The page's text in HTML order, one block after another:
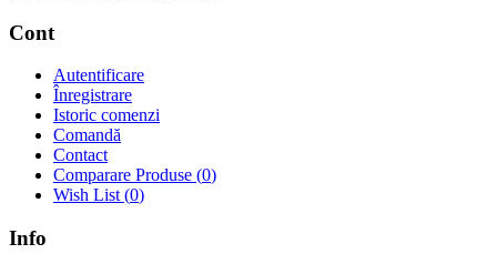
Cont
Autentificare
Înregistrare
Istoric comenzi
Comandă
Contact
Comparare Produse (0)
Wish List (0)
Info